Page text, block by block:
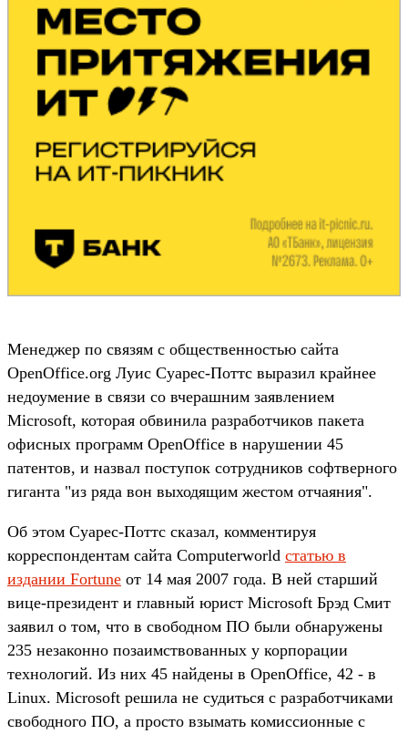
Менеджер по связям с общественностью сайта
OpenOffice.org Луис Суарес-Поттс выразил крайнее
недоумение в связи со вчерашним заявлением
Microsoft, которая обвинила разработчиков пакета
офисных программ OpenOffice в нарушении 45
патентов, и назвал поступок сотрудников софтверного
гиганта "из ряда вон выходящим жестом отчаяния".
Об этом Суарес-Поттс сказал, комментируя
корреспондентам сайта Computerworld статью в
издании Fortune от 14 мая 2007 года. В ней старший
вице-президент и главный юрист Microsoft Брэд Смит
заявил о том, что в свободном ПО были обнаружены
235 незаконно позаимствованных у корпорации
технологий. Из них 45 найдены в OpenOffice, 42 - в
Linux. Microsoft решила не судиться с разработчиками
свободного ПО, а просто взымать комиссионные с